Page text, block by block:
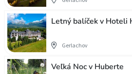
Letný balíček v Hoteli
Gerlachov
Veľká Noc v Huberte